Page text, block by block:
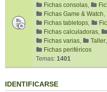
Fichas consolas,
Fichas Game & Watch,
Fichas tabletops,
Fichas calculadoras,
Fichas varias, Taller,
Fichas periféricos
Temas: 1401
IDENTIFICARSE